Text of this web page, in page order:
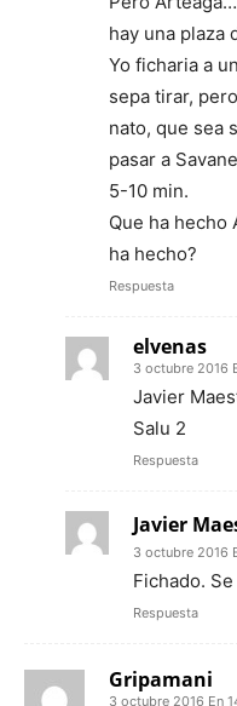
hay una plaza
Yo ficharia a
sepa tirar,
nato, que sea
pasar a
5-10 min.
Que ha hecho
ha hecho?
Respuesta
elvenas
3 octubre 2016
Javier
Salu 2
Respuesta
Javier
3 octubre 2016
Fichado.
Respuesta
Gripamani
3 octubre 2016 En